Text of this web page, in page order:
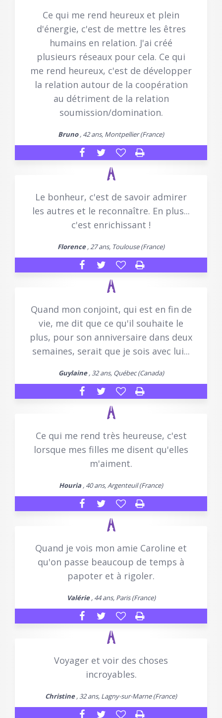
Ce qui me rend heureux et plein
d'énergie, c'est de mettre les êtres
humains en relation. J'ai créé
plusieurs réseaux pour cela. Ce qui
me rend heureux, c'est de développer
la relation autour de la coopération
au détriment de la relation
soumission/domination.
Bruno, 42 ans, Montpellier (France)
Le bonheur, c'est de savoir admirer
les autres et le reconnaître. En plus...
c'est enrichissant !
Florence, 27 ans, Toulouse (France)
Quand mon conjoint, qui est en fin de
vie, me dit que ce qu'il souhaite le
plus, pour son anniversaire dans deux
semaines, serait que je sois avec lui...
Guylaine, 32 ans, Québec (Canada)
Ce qui me rend très heureuse, c'est
lorsque mes filles me disent qu'elles
m'aiment.
Houria , 40 ans, Argenteuil (France)
Quand je vois mon amie Caroline et
qu'on passe beaucoup de temps à
papoter et à rigoler.
Valérie, 44 ans, Paris (France)
Voyager et voir des choses
incroyables.
Christine, 32 ans, Lagny-sur-Marne (France)